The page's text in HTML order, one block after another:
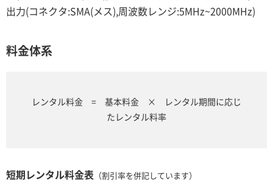
出力(コネクタ:SMA(メス),周波数レンジ:5MHz~2000MHz)
料金体系
レンタル料金 = 基本料金 × レンタル期間に応じ
たレンタル料率
短期レンタル料金表 （割引率を併記しています）